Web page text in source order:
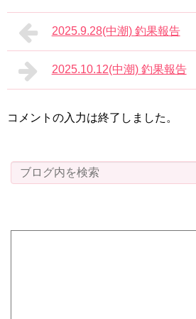
2025.9.28(中潮) 釣果報告
2025.10.12(中潮) 釣果報告
コメントの入力は終了しました。